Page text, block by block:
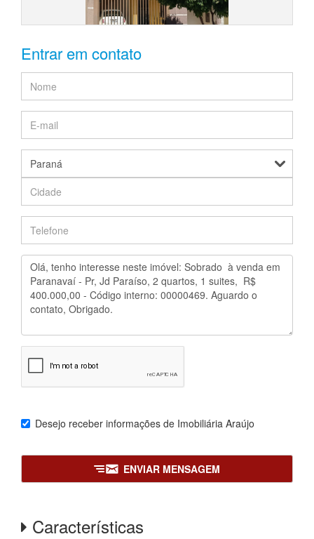
Entrar em contato
Desejo receber informações de Imobiliária Araújo
ENVIAR MENSAGEM
Características